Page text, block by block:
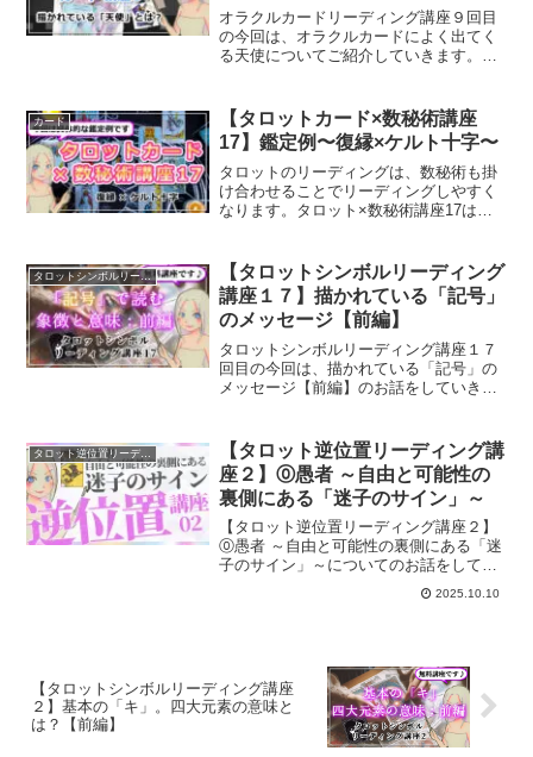
オラクルカードリーディング講座９回目
の今回は、オラクルカードによく出てく
る天使についてご紹介していきます。天
カード
【タロットカード×数秘術講座
17】鑑定例〜復縁×ケルト十字〜
タロットのリーディングは、数秘術も掛
け合わせることでリーディングしやすく
なります。タロット×数秘術講座17は実
タロットシンボルリーディング講座
【タロットシンボルリーディング
講座１７】描かれている「記号」
のメッセージ【前編】
タロットシンボルリーディング講座１７
回目の今回は、描かれている「記号」の
メッセージ【前編】のお話をしていきま
【タロット逆位置リーディング講
座２】⓪愚者 ～自由と可能性の
裏側にある「迷子のサイン」～
【タロット逆位置リーディング講座２】
⓪愚者 ～自由と可能性の裏側にある「迷
子のサイン」～についてのお話をしてい
2025.10.10
【タロットシンボルリーディング講座
２】基本の「キ」。四大元素の意味と
は？【前編】